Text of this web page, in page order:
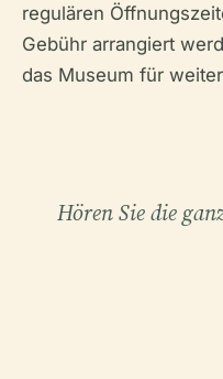
regulären
Gebühr arrangiert
das Museum für
Hören Sie die